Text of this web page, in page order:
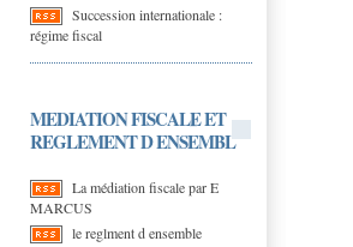
Succession internationale :
régime fiscal
MEDIATION FISCALE ET
REGLEMENT D ENSEMBL
La médiation fiscale par E
MARCUS
le reglment d ensemble